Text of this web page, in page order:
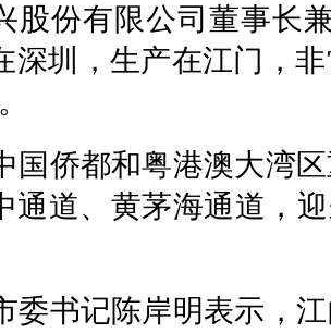
股份有限公司董事长
深圳，生产在江门，
国侨都和粤港澳大湾
通道、黄茅海通道，
委书记陈岸明表示，